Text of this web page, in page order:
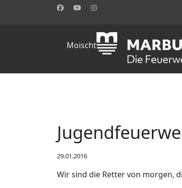
Moischt
29.01.2016
Wir sind die Retter von morgen,